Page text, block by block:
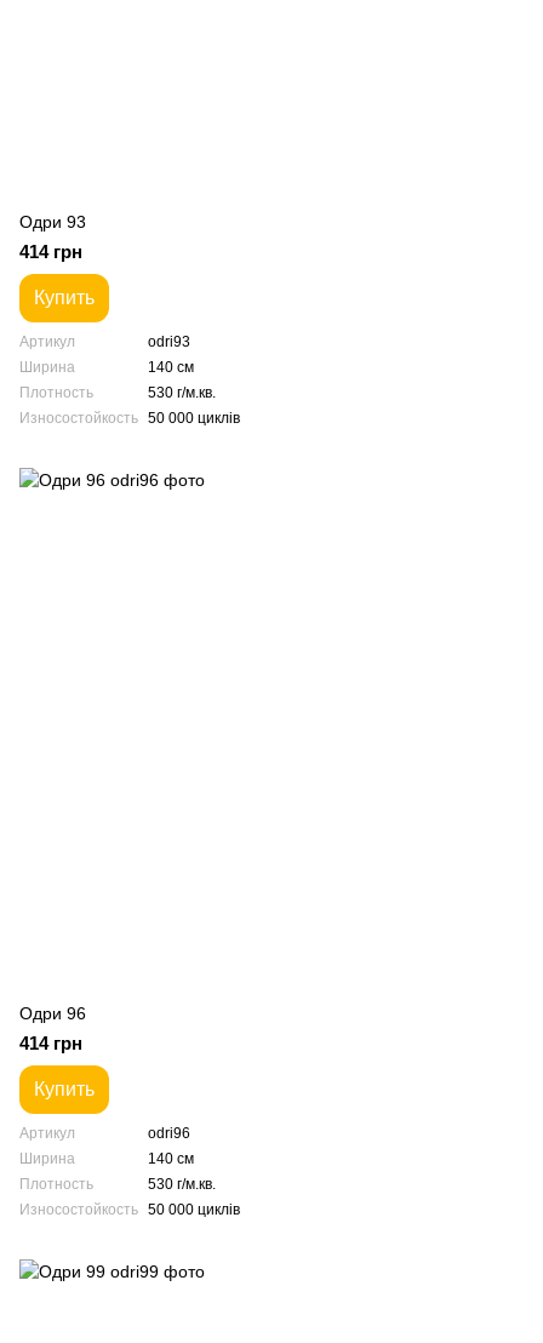
Одри 93
414 грн
Купить
Артикул
odri93
Ширина
140 см
Плотность
530 г/м.кв.
Износостойкость 50 000 циклів
Одри 96
414 грн
Купить
Артикул
odri96
Ширина
140 см
Плотность
530 г/м.кв.
Износостойкость 50 000 циклів